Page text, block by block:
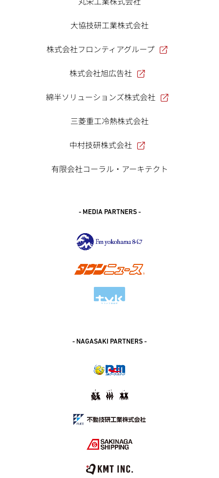
大協技研工業株式会社
株式会社フロンティアグループ
株式会社旭広告社
綿半ソリューションズ株式会社
三菱重工冷熱株式会社
中村技研株式会社
有限会社コーラル・アーキテクト
- MEDIA PARTNERS -
- NAGASAKI PARTNERS -